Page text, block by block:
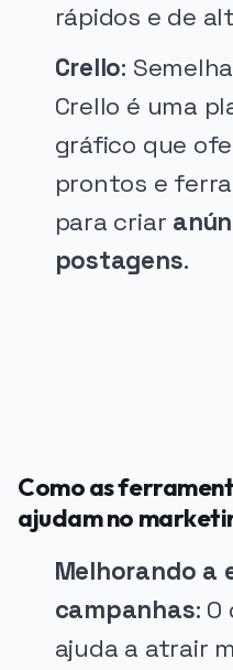
rápidos e de
Crello:
Crello é uma
gráfico que
prontos e
para criar
postagens.
Como as
ajudam no
Melhorando a
campanhas:
ajuda a atrair